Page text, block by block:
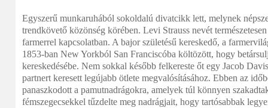
Egyszerű munkaruhából sokoldalú divatcikk lett, melynek
trendkövető közönség körében. Levi Strauss nevét
farmerrel kapcsolatban. A bajor születésű kereskedő, a
1853-ban New Yorkból San Franciscóba költözött, hogy
kereskedésébe. Nem sokkal később felkereste őt egy Jacob
partnert keresett legújabb ötlete megvalósításához. Ebben az
panaszkodott a pamutnadrágokra, amelyek túl könnyen
fémszegecsekkel tűzdelte meg nadrágjait, hogy tartósabbak